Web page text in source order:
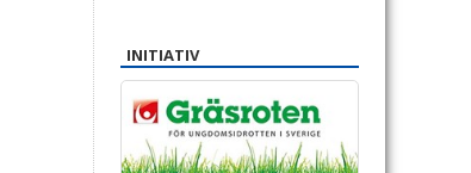
INITIATIV